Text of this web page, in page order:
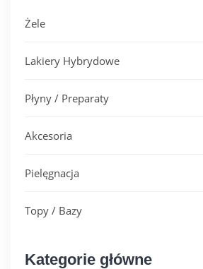
Żele
Lakiery Hybrydowe
Płyny / Preparaty
Akcesoria
Pielęgnacja
Topy / Bazy
Kategorie główne